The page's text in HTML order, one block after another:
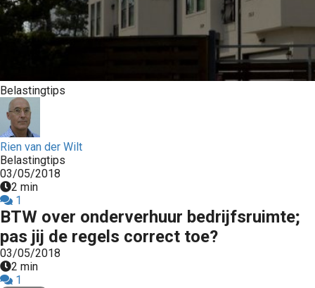
Belastingtips
Rien van der Wilt
Belastingtips
03/05/2018
2 min
1
BTW over onderverhuur bedrijfsruimte;
pas jij de regels correct toe?
03/05/2018
2 min
1